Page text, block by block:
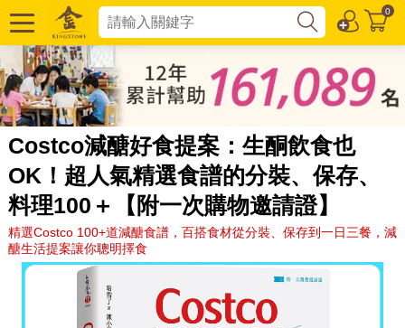
0
Costco減醣好食提案：生酮飲食也
OK！超人氣精選食譜的分裝、保存、
料理100＋【附一次購物邀請證】
精選Costco 100+道減醣食譜，百搭食材從分裝、保存到一日三餐，減
醣生活提案讓你聰明擇食